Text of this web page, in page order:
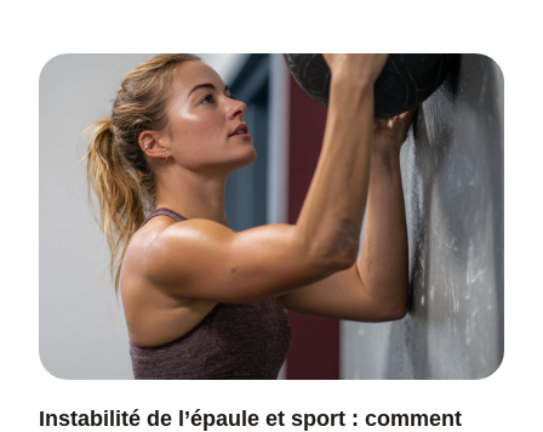
Instabilité de l’épaule et sport : comment